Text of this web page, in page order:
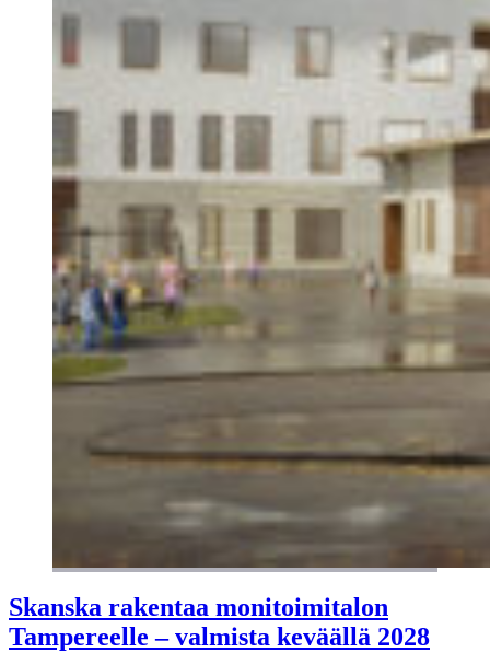
Skanska rakentaa monitoimitalon
Tampereelle – valmista keväällä 2028